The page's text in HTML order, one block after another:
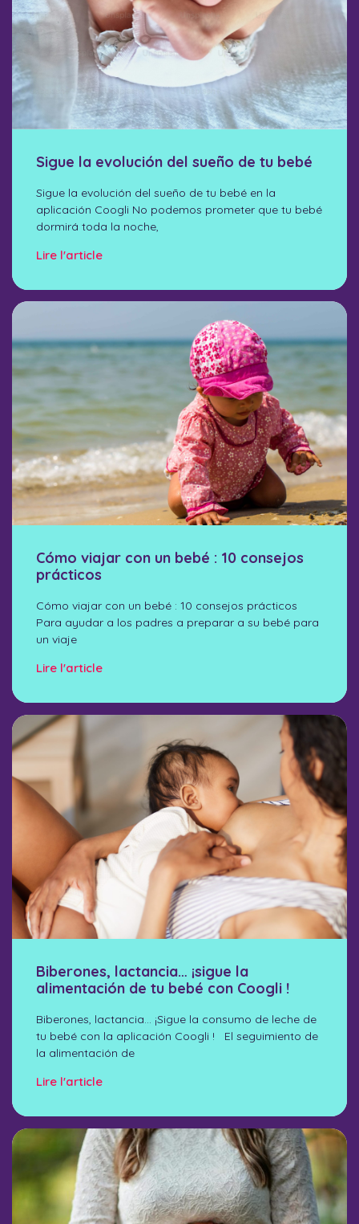
Sigue la evolución del sueño de tu bebé
Sigue la evolución del sueño de tu bebé en la
aplicación Coogli No podemos prometer que tu bebé
dormirá toda la noche,
Lire l'article
Cómo viajar con un bebé : 10 consejos
prácticos
Cómo viajar con un bebé : 10 consejos prácticos
Para ayudar a los padres a preparar a su bebé para
un viaje
Lire l'article
Biberones, lactancia… ¡sigue la
alimentación de tu bebé con Coogli !
Biberones, lactancia… ¡Sigue la consumo de leche de
tu bebé con la aplicación Coogli ! El seguimiento de
la alimentación de
Lire l'article